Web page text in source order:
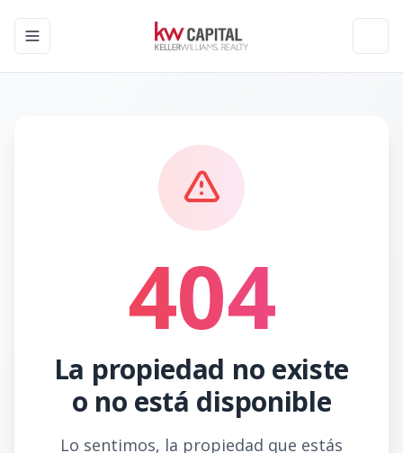
Toggle navigation menu
404
La propiedad no existe
o no está disponible
Lo sentimos, la propiedad que estás